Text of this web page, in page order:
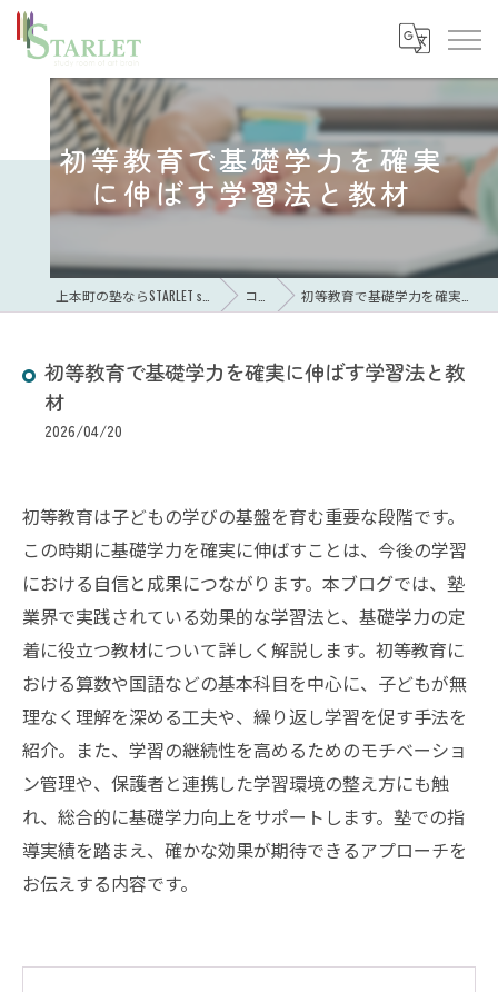
初等教育で基礎学力を確実
に伸ばす学習法と教材
コラム 初等教育で基礎学力を確実に伸ばす学習法と教材
初等教育で基礎学力を確実に伸ばす学習法と教
材
2026/04/20
初等教育は子どもの学びの基盤を育む重要な段階です。
この時期に基礎学力を確実に伸ばすことは、今後の学習
における自信と成果につながります。本ブログでは、塾
業界で実践されている効果的な学習法と、基礎学力の定
着に役立つ教材について詳しく解説します。初等教育に
おける算数や国語などの基本科目を中心に、子どもが無
理なく理解を深める工夫や、繰り返し学習を促す手法を
紹介。また、学習の継続性を高めるためのモチベーショ
ン管理や、保護者と連携した学習環境の整え方にも触
れ、総合的に基礎学力向上をサポートします。塾での指
導実績を踏まえ、確かな効果が期待できるアプローチを
お伝えする内容です。